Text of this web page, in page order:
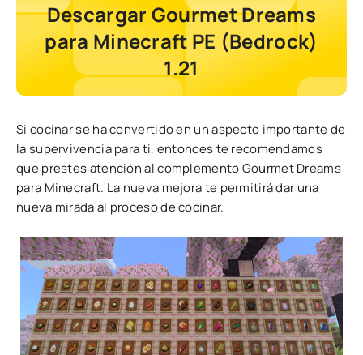
Descargar Gourmet Dreams
para Minecraft PE (Bedrock)
1.21
Si cocinar se ha convertido en un aspecto importante de
la supervivencia para ti, entonces te recomendamos
que prestes atención al complemento Gourmet Dreams
para Minecraft. La nueva mejora te permitirá dar una
nueva mirada al proceso de cocinar.